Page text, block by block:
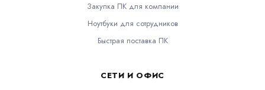
Закупка ПК для компании
Ноутбуки для сотрудников
Быстрая поставка ПК
СЕТИ И ОФИС